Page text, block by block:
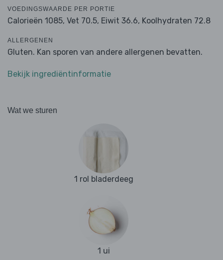
VOEDINGSWAARDE PER PORTIE
Calorieën 1085, Vet 70.5, Eiwit 36.6, Koolhydraten 72.8
ALLERGENEN
Gluten. Kan sporen van andere allergenen bevatten.
Bekijk ingrediëntinformatie
Wat we sturen
1 rol bladerdeeg
1 ui